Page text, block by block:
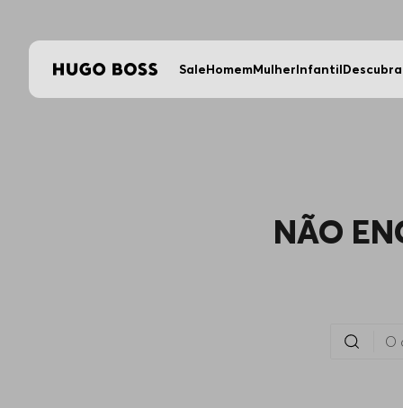
SaleHomemMulherInfantilDescubra
NÃO
O que